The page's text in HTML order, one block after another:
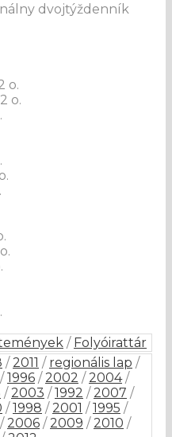
dvojtýždenník
o.
o.
/ Folyóirattár
/ 2011 / regionális lap /
/1996 / 2002 / 2004/
/ 2003 /1992 / 2007 /
/1998 / 2001 /1995 /
2006 / 2009 / 2010 /